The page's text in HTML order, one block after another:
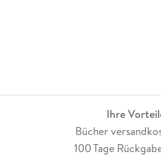
Ihre
Bücher
100 Tage